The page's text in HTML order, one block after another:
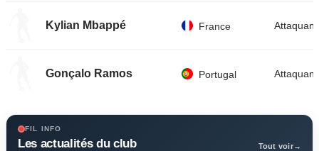
Kylian Mbappé France Attaquant
Gonçalo Ramos Portugal Attaquant
FIL INFO
Les actualités du club Tout voir→